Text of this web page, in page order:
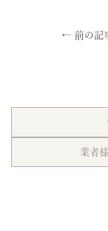
← 前の記
業者